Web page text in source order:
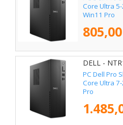
Core Ultra
Win11 Pro
DELL -
PC Dell Pro
Core Ultra
Pro